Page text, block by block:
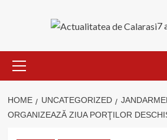
7
Menu
HOME UNCATEGORIZED
ORGANIZEAZĂ ZIUA PORŢILOR